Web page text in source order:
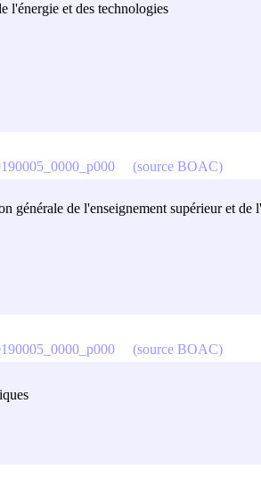
l'énergie et des technologies
générale de l'enseignement supérieur et de
(source BOAC)
(source BOAC)